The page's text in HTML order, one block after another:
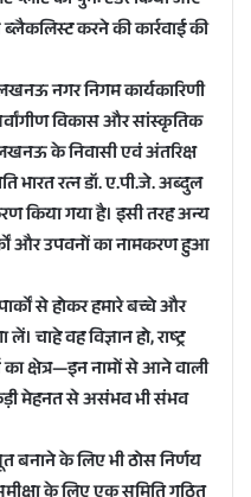
करने की कार्रवाई की
नगर निगम कार्यकारिणी
विकास और सांस्कृतिक
के निवासी एवं अंतरिक्ष
भारत रत्न डॉ. ए.पी.जे. अब्दुल
किया गया है। इसी तरह अन्य
और उपवनों का नामकरण हुआ
से होकर हमारे बच्चे और
चाहे वह विज्ञान हो, राष्ट्र
का क्षेत्र—इन नामों से आने वाली
मेहनत से असंभव भी संभव
बनाने के लिए भी ठोस निर्णय